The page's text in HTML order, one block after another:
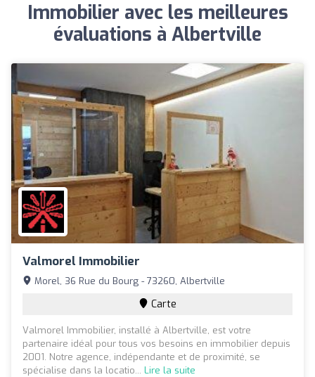
Immobilier avec les meilleures
évaluations à Albertville
Valmorel Immobilier
Morel, 36 Rue du Bourg - 73260, Albertville
Carte
Valmorel Immobilier, installé à Albertville, est votre
partenaire idéal pour tous vos besoins en immobilier depuis
2001. Notre agence, indépendante et de proximité, se
spécialise dans la locatio... Lire la suite